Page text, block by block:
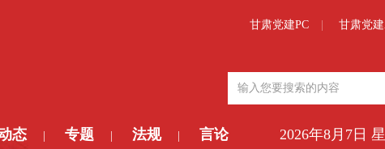
甘肃党建PC 甘肃党
态 专题 法规 言论 2026年8月7日